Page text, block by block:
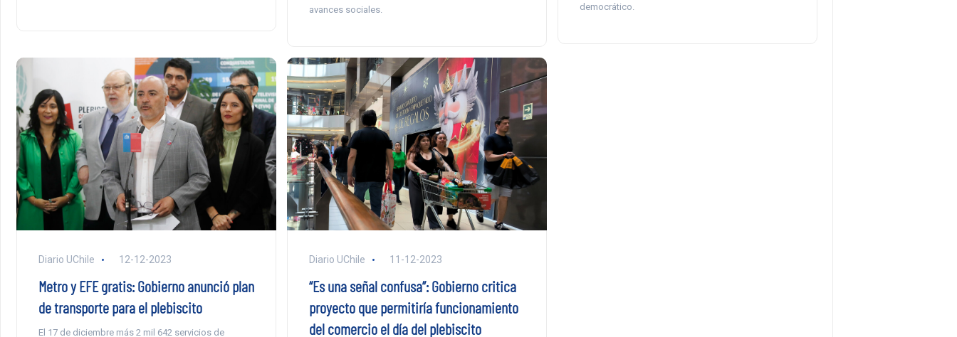
avances sociales.
democrático.
Diario UChile 12-12-2023
Metro y EFE gratis: Gobierno anunció plan
de transporte para el plebiscito
El 17 de diciembre más 2 mil 642 servicios de
Diario UChile 11-12-2023
“Es una señal confusa”: Gobierno critica
proyecto que permitiría funcionamiento
del comercio el día del plebiscito